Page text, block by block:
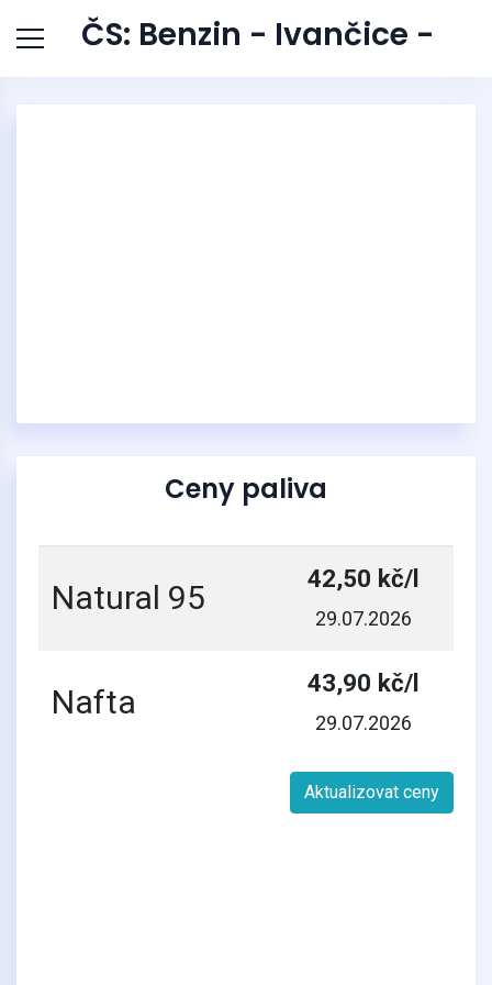
ČS: Benzin - Ivančice -
Ceny paliva
Natural 95 42,50 kč/l
29.07.2026
Nafta 43,90 kč/l
29.07.2026
Aktualizovat ceny